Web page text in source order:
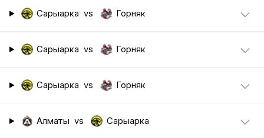
Сарыарка vs Горняк
Сарыарка vs Горняк
Сарыарка vs Горняк
Алматы vs Сарыарка